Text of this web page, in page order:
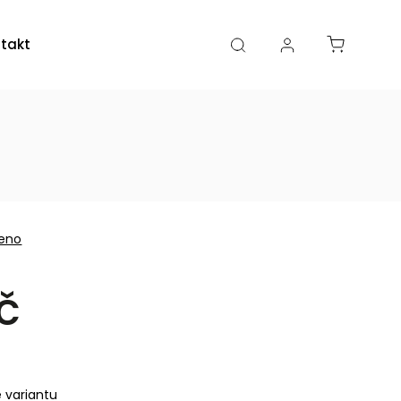
variantu